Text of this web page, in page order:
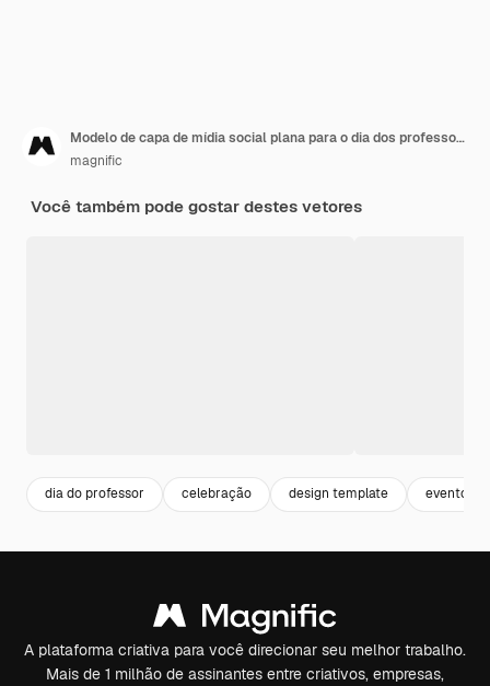
Modelo de capa de mídia social plana para o dia dos professores
magnific
Você também pode gostar destes vetores
dia do professor celebração design template evento
A plataforma criativa para você direcionar seu melhor trabalho.
Mais de 1 milhão de assinantes entre criativos, empresas,